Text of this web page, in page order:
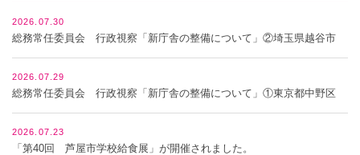
2026.07.30
総務常任委員会 行政視察「新庁舎の整備について」②埼玉県越谷市
2026.07.29
総務常任委員会 行政視察「新庁舎の整備について」①東京都中野区
2026.07.23
「第40回 芦屋市学校給食展」が開催されました。